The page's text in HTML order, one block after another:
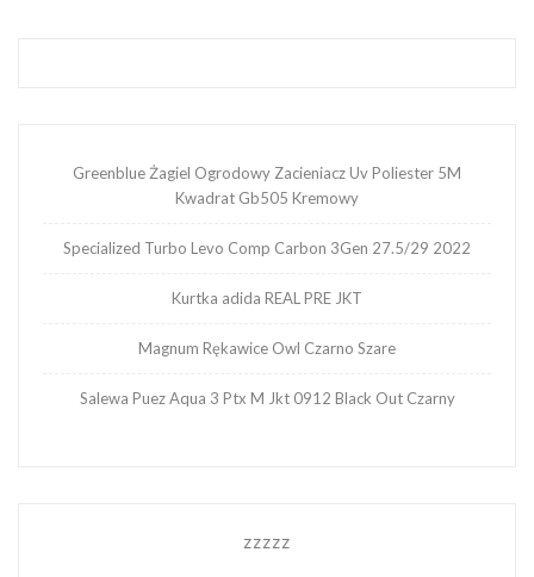
Greenblue Żagiel Ogrodowy Zacieniacz Uv Poliester 5M
Kwadrat Gb505 Kremowy
Specialized Turbo Levo Comp Carbon 3Gen 27.5/29 2022
Kurtka adida REAL PRE JKT
Magnum Rękawice Owl Czarno Szare
Salewa Puez Aqua 3 Ptx M Jkt 0912 Black Out Czarny
zzzzz